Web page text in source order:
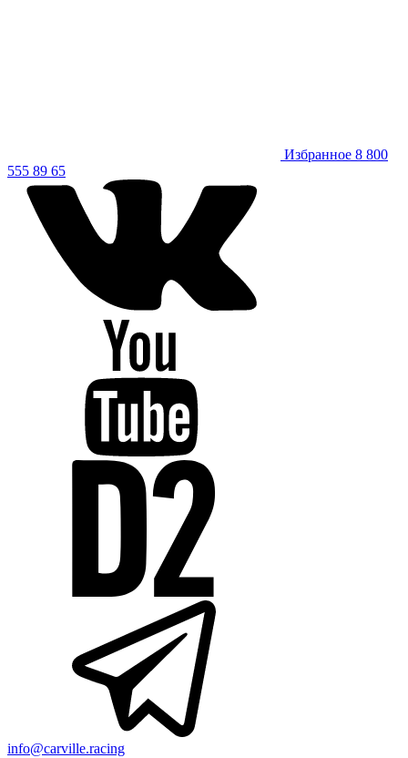
Избранное 8 800
555 89 65
info@carville.racing